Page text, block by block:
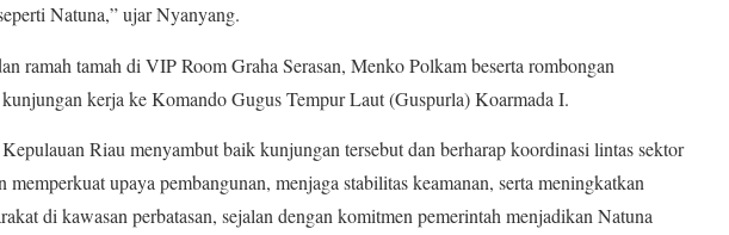
Natuna,” ujar Nyanyang.
ramah tamah di VIP Room Graha Serasan, Menko Polkam beserta rombongan
kerja ke Komando Gugus Tempur Laut (Guspurla) Koarmada I.
Riau menyambut baik kunjungan tersebut dan berharap koordinasi lintas sektor
memperkuat upaya pembangunan, menjaga stabilitas keamanan, serta meningkatkan
di kawasan perbatasan, sejalan dengan komitmen pemerintah menjadikan Natuna